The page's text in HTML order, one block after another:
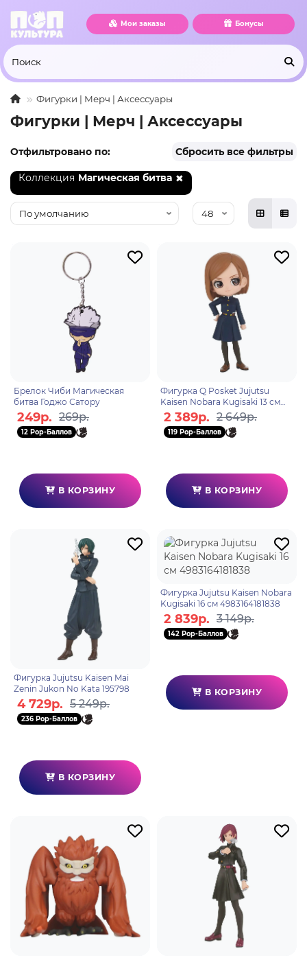
Мои заказы Бонусы
Фигурки | Мерч | Аксессуары
Фигурки | Мерч | Аксессуары
Отфильтровано по: Сбросить все фильтры
Коллекция Магическая битва
Брелок Чиби Магическая
битва Годжо Сатору
249р. 269р.
12 Pop-Баллов
В КОРЗИНУ
Фигурка Q Posket Jujutsu
Kaisen Nobara Kugisaki 13 см
4983164183733
2 389р. 2 649р.
119 Pop-Баллов
В КОРЗИНУ
Фигурка Jujutsu Kaisen Mai
Zenin Jukon No Kata 195798
4 729р. 5 249р.
236 Pop-Баллов
В КОРЗИНУ
Фигурка Jujutsu Kaisen Nobara
Kugisaki 16 см 4983164181838
2 839р. 3 149р.
142 Pop-Баллов
В КОРЗИНУ